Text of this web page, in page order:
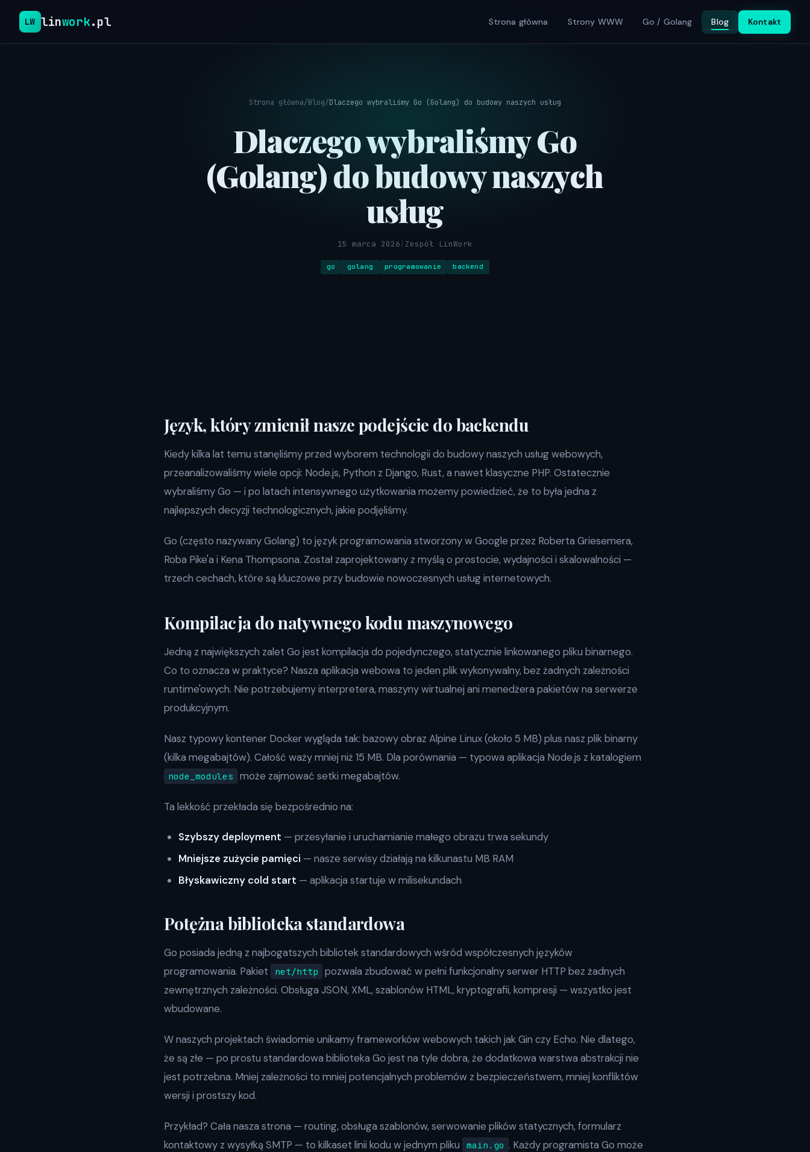
LW linwork.pl Strona główna Strony WWW Go / Golang Blog Kontakt
Strona główna/Blog/Dlaczego wybraliśmy Go (Golang) do budowy naszych usług
Dlaczego wybraliśmy Go
(Golang) do budowy naszych
usług
15 marca 2026 | Zespół LinWork
go golang programowanie backend
Język, który zmienił nasze podejście do backendu
Kiedy kilka lat temu stanęliśmy przed wyborem technologii do budowy naszych usług webowych,
przeanalizowaliśmy wiele opcji: Node.js, Python z Django, Rust, a nawet klasyczne PHP. Ostatecznie
wybraliśmy Go — i po latach intensywnego użytkowania możemy powiedzieć, że to była jedna z
najlepszych decyzji technologicznych, jakie podjęliśmy.
Go (często nazywany Golang) to język programowania stworzony w Google przez Roberta Griesemera,
Roba Pike'a i Kena Thompsona. Został zaprojektowany z myślą o prostocie, wydajności i skalowalności —
trzech cechach, które są kluczowe przy budowie nowoczesnych usług internetowych.
Kompilacja do natywnego kodu maszynowego
Jedną z największych zalet Go jest kompilacja do pojedynczego, statycznie linkowanego pliku binarnego.
Co to oznacza w praktyce? Nasza aplikacja webowa to jeden plik wykonywalny, bez żadnych zależności
runtime'owych. Nie potrzebujemy interpretera, maszyny wirtualnej ani menedżera pakietów na serwerze
produkcyjnym.
Nasz typowy kontener Docker wygląda tak: bazowy obraz Alpine Linux (około 5 MB) plus nasz plik binarny
(kilka megabajtów). Całość waży mniej niż 15 MB. Dla porównania — typowa aplikacja Node.js z katalogiem
node_modules może zajmować setki megabajtów.
Ta lekkość przekłada się bezpośrednio na:
Szybszy deployment — przesyłanie i uruchamianie małego obrazu trwa sekundy
Mniejsze zużycie pamięci — nasze serwisy działają na kilkunastu MB RAM
Błyskawiczny cold start — aplikacja startuje w milisekundach
Potężna biblioteka standardowa
Go posiada jedną z najbogatszych bibliotek standardowych wśród współczesnych języków
programowania. Pakiet
net/http
pozwala zbudować w pełni funkcjonalny serwer HTTP bez żadnych
zewnętrznych zależności. Obsługa JSON, XML, szablonów HTML, kryptografii, kompresji — wszystko jest
wbudowane.
W naszych projektach świadomie unikamy frameworków webowych takich jak Gin czy Echo. Nie dlatego,
że są złe — po prostu standardowa biblioteka Go jest na tyle dobra, że dodatkowa warstwa abstrakcji nie
jest potrzebna. Mniej zależności to mniej potencjalnych problemów z bezpieczeństwem, mniej konfliktów
wersji i prostszy kod.
Przykład? Cała nasza strona — routing, obsługa szablonów, serwowanie plików statycznych, formularz
kontaktowy z wysyłką SMTP — to kilkaset linii kodu w jednym pliku
main.go . Każdy programista Go może